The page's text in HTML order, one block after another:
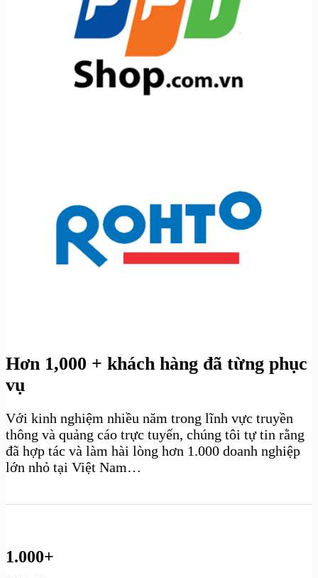
Hơn 1,000 + khách hàng đã từng phục
vụ
Với kinh nghiệm nhiều năm trong lĩnh vực truyền
thông và quảng cáo trực tuyến, chúng tôi tự tin rằng
đã hợp tác và làm hài lòng hơn 1.000 doanh nghiệp
lớn nhỏ tại Việt Nam…
1.000+